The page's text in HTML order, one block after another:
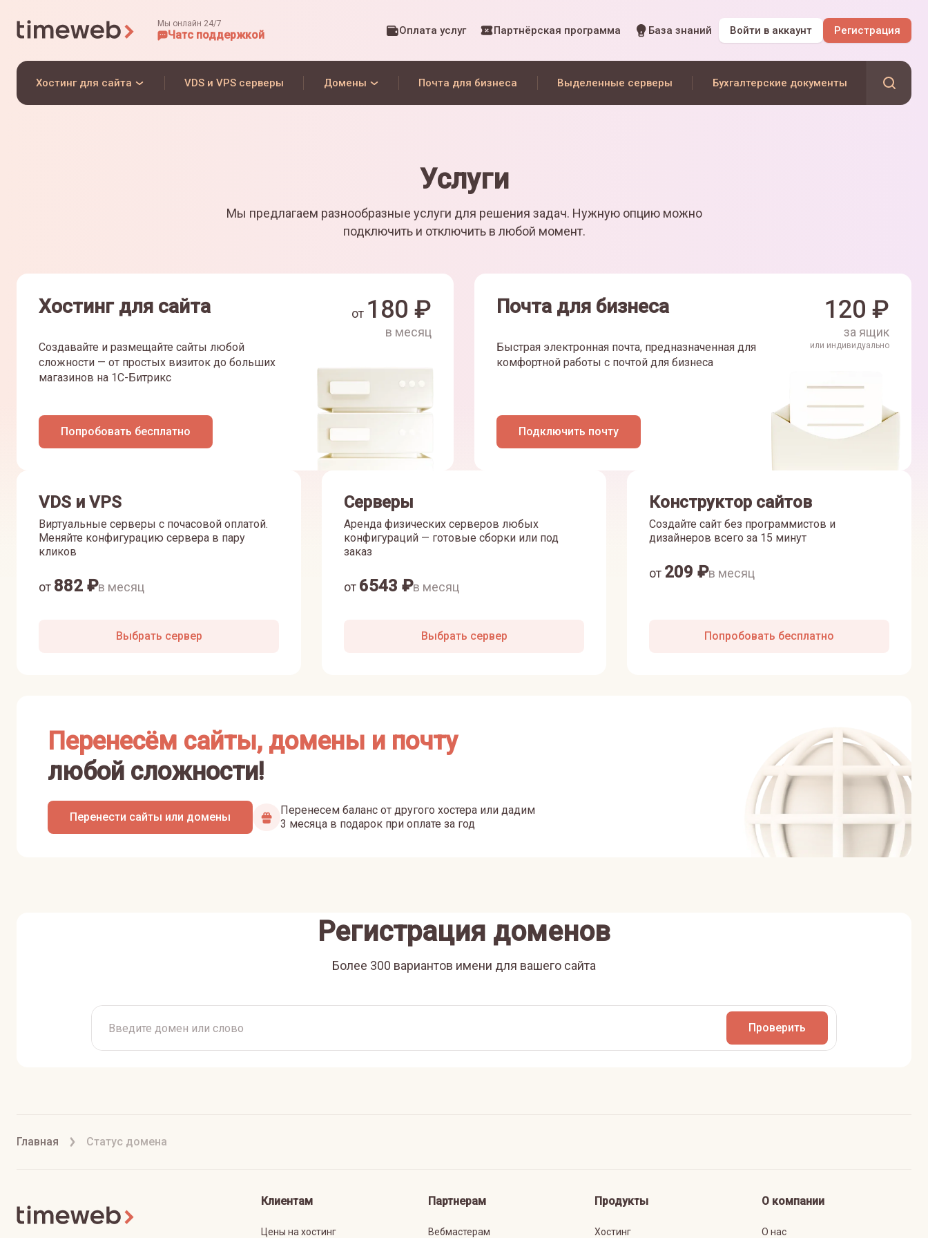
Мы онлайн 24/7
Чатс поддержкой Оплата услуг Партнёрская программа База знаний Войти в аккаунт Регистрация
Хостинг для сайта VDS и VPS серверы Домены Почта для бизнеса Выделенные серверы Бухгалтерские документы
Услуги
Мы предлагаем разнообразные услуги для решения задач. Нужную опцию можно
подключить и отключить в любой момент.
Хостинг для сайта
Создавайте и размещайте сайты любой
сложности — от простых визиток до больших
магазинов на 1С-Битрикс
Попробовать бесплатно
от 180 ₽
в месяц
Почта для бизнеса
Быстрая электронная почта, предназначенная для
комфортной работы с почтой для бизнеса
Подключить почту
120 ₽
за ящик
или индивидуально
VDS и VPS
Виртуальные серверы с почасовой оплатой.
Меняйте конфигурацию сервера в пару
кликов
от 882 ₽в месяц
Выбрать сервер
Серверы
Аренда физических серверов любых
конфигураций — готовые сборки или под
заказ
от 6543 ₽в месяц
Выбрать сервер
Конструктор сайтов
Создайте сайт без программистов и
дизайнеров всего за 15 минут
от 209 ₽в месяц
Попробовать бесплатно
Перенесём сайты, домены и почту
любой сложности!
Перенести сайты или домены
Перенесем баланс от другого хостера или дадим
3 месяца в подарок при оплате за год
Регистрация доменов
Более 300 вариантов имени для вашего сайта
Проверить
Главная Статус домена
Клиентам
Цены на хостинг
Партнерам
Вебмастерам
Продукты
Хостинг
О компании
О нас